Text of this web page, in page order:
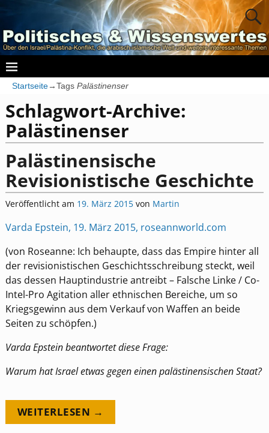
Startseite→Tags Palästinenser
Schlagwort-Archive:
Palästinenser
Palästinensische
Revisionistische Geschichte
Veröffentlicht am 19. März 2015 von Martin
Varda Epstein, 19. März 2015, roseannworld.com
(von Roseanne: Ich behaupte, dass das Empire hinter all
der revisionistischen Geschichtsschreibung steckt, weil
das dessen Hauptindustrie antreibt – Falsche Linke / Co-
Intel-Pro Agitation aller ethnischen Bereiche, um so
Kriegsgewinn aus dem Verkauf von Waffen an beide
Seiten zu schöpfen.)
Varda Epstein beantwortet diese Frage:
Warum hat Israel etwas gegen einen palästinensischen Staat?
WEITERLESEN →